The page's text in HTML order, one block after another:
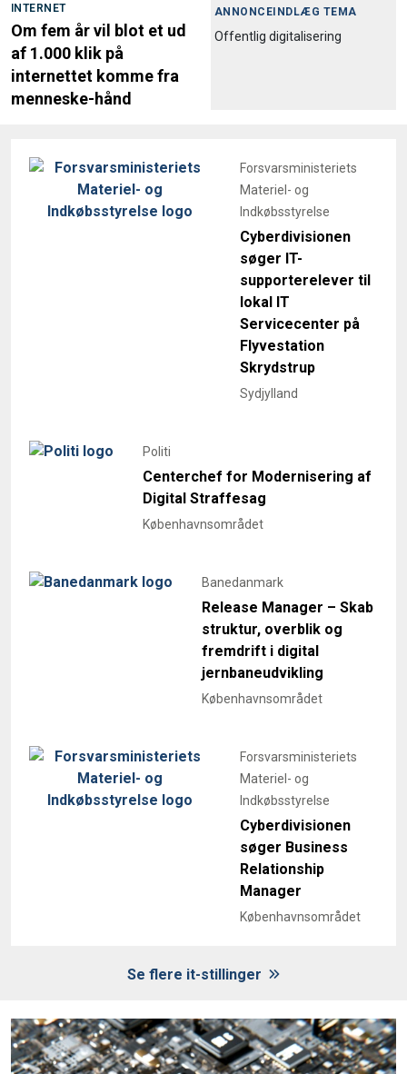
INTERNET
Om fem år vil blot et ud
af 1.000 klik på
internettet komme fra
menneske-hånd
ANNONCEINDLÆG TEMA
Offentlig digitalisering
Forsvarsministeriets
Materiel- og
Indkøbsstyrelse
Cyberdivisionen
søger IT-
supporterelever til
lokal IT
Servicecenter på
Flyvestation
Skrydstrup
Sydjylland
Politi
Centerchef for Modernisering af
Digital Straffesag
Københavnsområdet
Banedanmark
Release Manager – Skab
struktur, overblik og
fremdrift i digital
jernbaneudvikling
Københavnsområdet
Forsvarsministeriets
Materiel- og
Indkøbsstyrelse
Cyberdivisionen
søger Business
Relationship
Manager
Københavnsområdet
Se flere it-stillinger